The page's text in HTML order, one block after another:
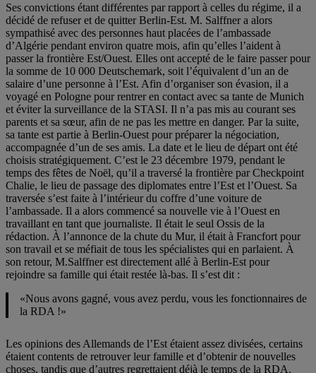
Ses convictions étant différentes par rapport à celles du régime, il a
décidé de refuser et de quitter Berlin-Est. M. Salffner a alors
sympathisé avec des personnes haut placées de l’ambassade
d’Algérie pendant environ quatre mois, afin qu’elles l’aident à
passer la frontière Est/Ouest. Elles ont accepté de le faire passer pour
la somme de 10 000 Deutschemark, soit l’équivalent d’un an de
salaire d’une personne à l’Est. Afin d’organiser son évasion, il a
voyagé en Pologne pour rentrer en contact avec sa tante de Munich
et éviter la surveillance de la STASI. Il n’a pas mis au courant ses
parents et sa sœur, afin de ne pas les mettre en danger. Par la suite,
sa tante est partie à Berlin-Ouest pour préparer la négociation,
accompagnée d’un de ses amis. La date et le lieu de départ ont été
choisis stratégiquement. C’est le 23 décembre 1979, pendant le
temps des fêtes de Noël, qu’il a traversé la frontière par Checkpoint
Chalie, le lieu de passage des diplomates entre l’Est et l’Ouest. Sa
traversée s’est faite à l’intérieur du coffre d’une voiture de
l’ambassade. Il a alors commencé sa nouvelle vie à l’Ouest en
travaillant en tant que journaliste. Il était le seul Ossis de la
rédaction. À l’annonce de la chute du Mur, il était à Francfort pour
son travail et se méfiait de tous les spécialistes qui en parlaient. À
son retour, M.Salffner est directement allé à Berlin-Est pour
rejoindre sa famille qui était restée là-bas. Il s’est dit :
«Nous avons gagné, vous avez perdu, vous les fonctionnaires de
la RDA !»
Les opinions des Allemands de l’Est étaient assez divisées, certains
étaient contents de retrouver leur famille et d’obtenir de nouvelles
choses, tandis que d’autres regrettaient déjà le temps de la RDA.